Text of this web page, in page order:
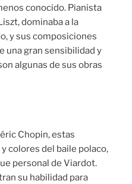
conocido. Pianista
dominaba a la
y sus composiciones
una gran sensibilidad y
algunas de sus obras
Chopin, estas
colores del baile polaco,
personal de Viardot.
su habilidad para